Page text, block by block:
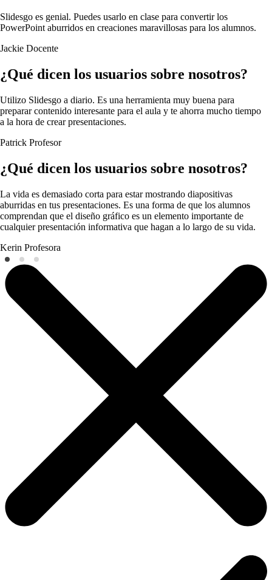
Slidesgo es genial. Puedes usarlo en clase para convertir los
PowerPoint aburridos en creaciones maravillosas para los alumnos.
Jackie Docente
¿Qué dicen los usuarios sobre nosotros?
Utilizo Slidesgo a diario. Es una herramienta muy buena para
preparar contenido interesante para el aula y te ahorra mucho tiempo
a la hora de crear presentaciones.
Patrick Profesor
¿Qué dicen los usuarios sobre nosotros?
La vida es demasiado corta para estar mostrando diapositivas
aburridas en tus presentaciones. Es una forma de que los alumnos
comprendan que el diseño gráfico es un elemento importante de
cualquier presentación informativa que hagan a lo largo de su vida.
Kerin Profesora